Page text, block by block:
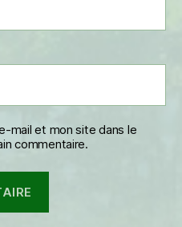
mail et mon site dans le
commentaire.